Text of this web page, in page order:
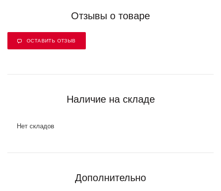
Отзывы о товаре
ОСТАВИТЬ ОТЗЫВ
Наличие на складе
Нет складов
Дополнительно